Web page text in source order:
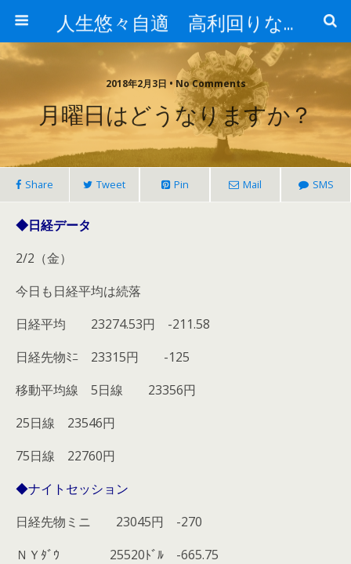
人生悠々自適 高利回りな投資法!
2018年2月3日 • No Comments
月曜日はどうなりますか？
Share Tweet Pin Mail SMS
◆日経データ
2/2（金）
今日も日経平均は続落
日経平均 23274.53円 -211.58
日経先物ﾐﾆ 23315円 -125
移動平均線 5日線 23356円
25日線 23546円
75日線 22760円
◆ナイトセッション
日経先物ミニ 23045円 -270
ＮＹﾀﾞｳ 25520ﾄﾞﾙ -665.75